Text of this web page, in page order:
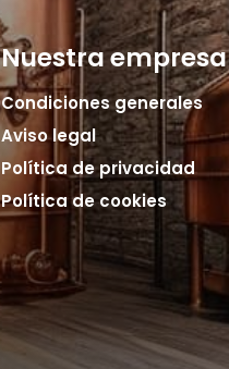
Nuestra empresa
Condiciones generales
Aviso legal
Política de privacidad
Política de cookies